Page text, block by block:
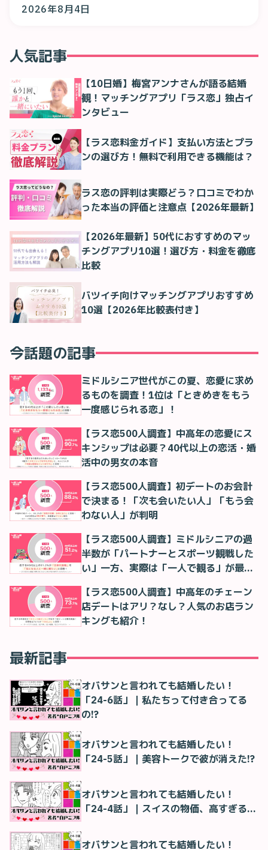
2026年8月4日
人気記事
【10日婚】梅宮アンナさんが語る結婚
観！マッチングアプリ「ラス恋」独占イ
ンタビュー
【ラス恋料金ガイド】支払い方法とプラ
ンの選び方！無料で利用できる機能は？
ラス恋の評判は実際どう？口コミでわか
った本当の評価と注意点【2026年最新】
【2026年最新】50代におすすめのマッ
チングアプリ10選！選び方・料金を徹底
比較
バツイチ向けマッチングアプリおすすめ
10選【2026年比較表付き】
今話題の記事
ミドルシニア世代がこの夏、恋愛に求め
るものを調査！1位は「ときめきをもう
一度感じられる恋」！
【ラス恋500人調査】中高年の恋愛にス
キンシップは必要？40代以上の恋活・婚
活中の男女の本音
【ラス恋500人調査】初デートのお会計
で決まる！「次も会いたい人」「もう会
わない人」が判明
【ラス恋500人調査】ミドルシニアの過
半数が「パートナーとスポーツ観戦した
い」一方、実際は「一人で観る」が最多
【ラス恋500人調査】中高年のチェーン
店デートはアリ？なし？人気のお店ラン
キングも紹介！
最新記事
オバサンと言われても結婚したい！
「24-6話」｜私たちって付き合ってる
の!?
オバサンと言われても結婚したい！
「24-5話」｜美容トークで彼が消えた!?
オバサンと言われても結婚したい！
「24-4話」｜スイスの物価、高すぎる…
オバサンと言われても結婚したい！